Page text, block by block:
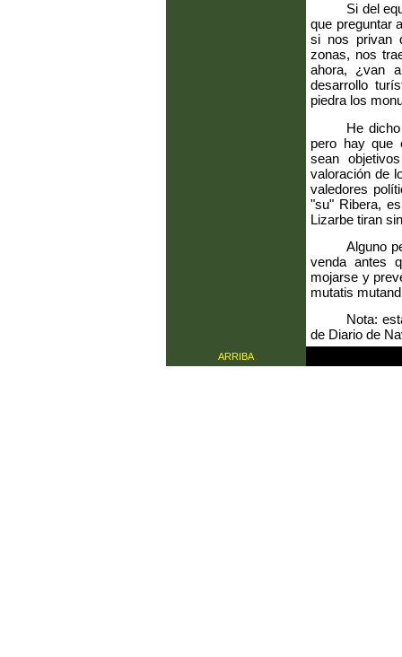
Si del
que preguntar
si nos privan
zonas, nos
ahora, ¿van
desarrollo
piedra los
He
pero hay que
sean
valoración de
valedores
"su" Ribera,
Lizarbe tiran
Alguno
venda antes
mojarse y
mutatis
Nota:
de Diario de
ARRIBA